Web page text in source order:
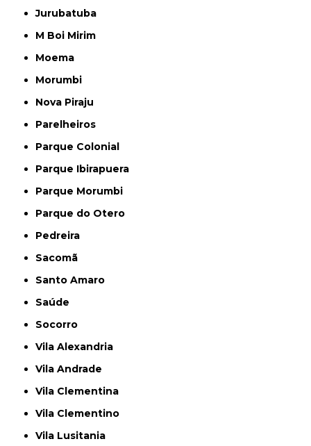
Jurubatuba
M Boi Mirim
Moema
Morumbi
Nova Piraju
Parelheiros
Parque Colonial
Parque Ibirapuera
Parque Morumbi
Parque do Otero
Pedreira
Sacomã
Santo Amaro
Saúde
Socorro
Vila Alexandria
Vila Andrade
Vila Clementina
Vila Clementino
Vila Lusitania